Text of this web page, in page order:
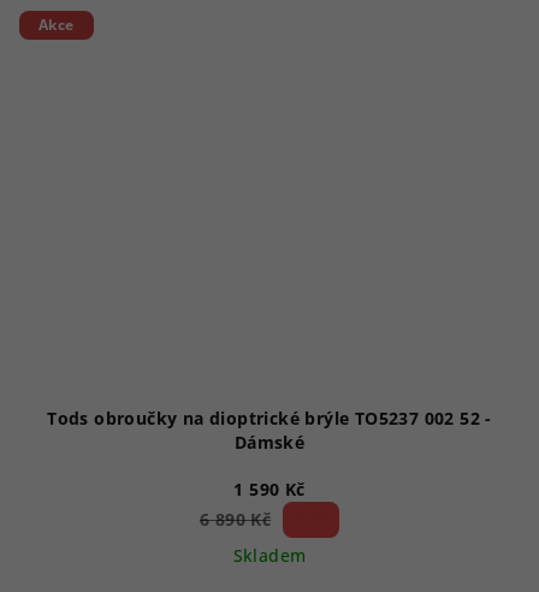
Akce
Tods obroučky na dioptrické brýle TO5237 002 52 -
Dámské
1 590 Kč
6 890 Kč
Skladem